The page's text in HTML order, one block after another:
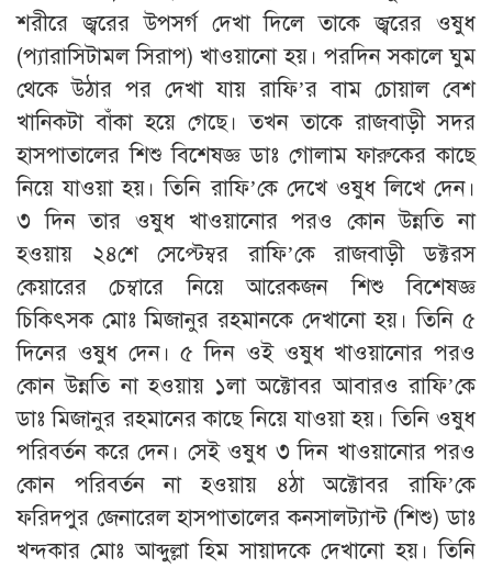
শরীরে জ্বরের উপসর্গ দেখা দিলে তাকে জ্বরের ওষুধ
(প্যারাসিটামল সিরাপ) খাওয়ানো হয়। পরদিন সকালে ঘুম
থেকে উঠার পর দেখা যায় রাফি’র বাম চোয়াল বেশ
খানিকটা বাঁকা হয়ে গেছে। তখন তাকে রাজবাড়ী সদর
হাসপাতালের শিশু বিশেষজ্ঞ ডাঃ গোলাম ফারুকের কাছে
নিয়ে যাওয়া হয়। তিনি রাফি’কে দেখে ওষুধ লিখে দেন।
৩ দিন তার ওষুধ খাওয়ানোর পরও কোন উন্নতি না
হওয়ায় ২৪শে সেপ্টেম্বর রাফি’কে রাজবাড়ী ডক্টরস
কেয়ারের চেম্বারে নিয়ে আরেকজন শিশু বিশেষজ্ঞ
চিকিৎসক মোঃ মিজানুর রহমানকে দেখানো হয়। তিনি ৫
দিনের ওষুধ দেন। ৫ দিন ওই ওষুধ খাওয়ানোর পরও
কোন উন্নতি না হওয়ায় ১লা অক্টোবর আবারও রাফি’কে
ডাঃ মিজানুর রহমানের কাছে নিয়ে যাওয়া হয়। তিনি ওষুধ
পরিবর্তন করে দেন। সেই ওষুধ ৩ দিন খাওয়ানোর পরও
কোন পরিবর্তন না হওয়ায় ৪ঠা অক্টোবর রাফি’কে
ফরিদপুর জেনারেল হাসপাতালের কনসালট্যান্ট (শিশু) ডাঃ
খন্দকার মোঃ আব্দুল্লা হিম সায়াদকে দেখানো হয়। তিনি